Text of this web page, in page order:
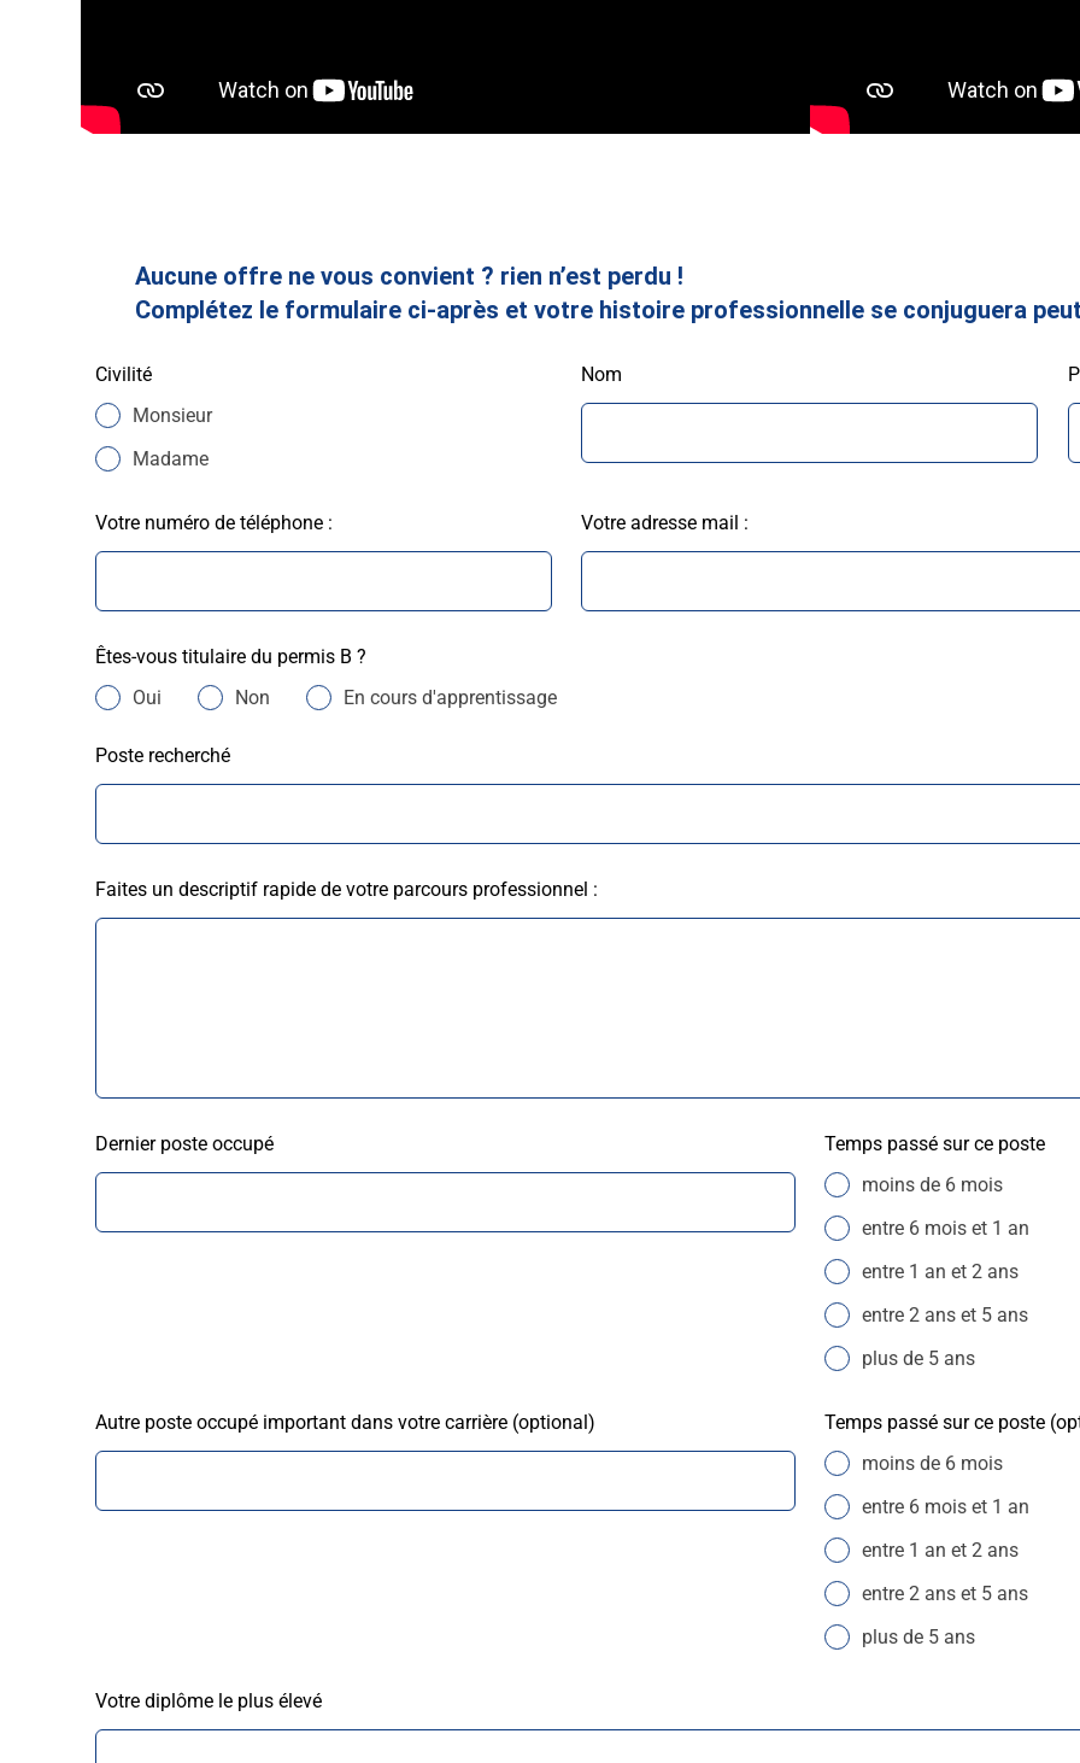
Aucune offre ne vous convient ? rien n’est perdu !
Complétez le formulaire ci-après et votre histoire professionnelle se conjuguera
Leave
field
blank
Civilité
Monsieur
Madame
Nom
Votre numéro de téléphone : Votre adresse mail :
Êtes-vous titulaire du permis B ?
Oui
Non En cours d'apprentissage
Poste recherché
Faites un descriptif rapide de votre parcours professionnel :
Dernier poste occupé
Temps passé sur ce poste
moins de 6 mois
entre 6 mois et 1 an
entre 1 an et 2 ans
entre 2 ans et 5 ans
plus de 5 ans
Autre poste occupé important dans votre carrière (optional) Temps passé sur ce poste
moins de 6 mois
entre 6 mois et 1 an
entre 1 an et 2 ans
entre 2 ans et 5 ans
plus de 5 ans
Votre diplôme le plus élevé